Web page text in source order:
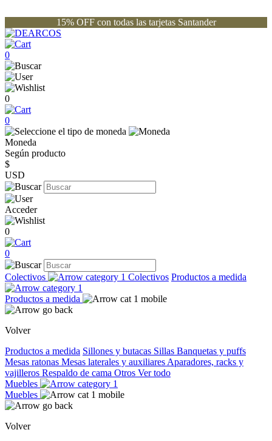
15% OFF con todas las tarjetas Santander
0
0
0
Moneda
Según producto
$
USD
Acceder
0
0
Colectivos Colectivos Productos a medida
Productos a medida
Volver
Productos a medida Sillones y butacas Sillas Banquetas y puffs
Mesas ratonas Mesas laterales y auxiliares Aparadores, racks y
vajilleros Respaldo de cama Otros Ver todo
Muebles
Muebles
Volver